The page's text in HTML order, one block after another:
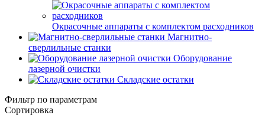
Окрасочные аппараты с комплектом расходников
Магнитно-
сверлильные станки
Оборудование
лазерной очистки
Складские остатки
Фильтр по параметрам
Сортировка